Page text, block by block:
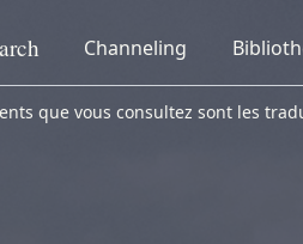
Channeling
que vous consultez sont les